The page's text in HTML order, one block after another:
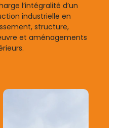
l’intégralité d’un
industrielle en
structure,
et aménagements